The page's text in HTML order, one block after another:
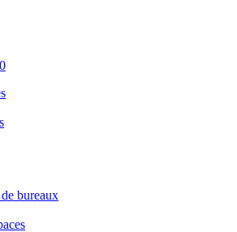
bureaux